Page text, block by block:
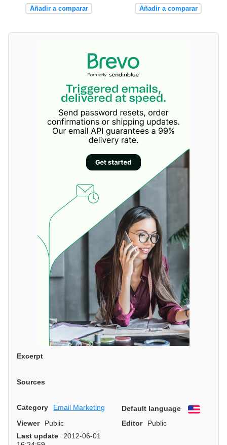
Añadir a comparar Añadir a comparar
Excerpt
Sources
Category Email Marketing Default language
English
Viewer
Public Editor
Public
Last update
2012-06-01